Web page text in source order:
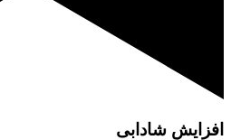
افزایش شادابی